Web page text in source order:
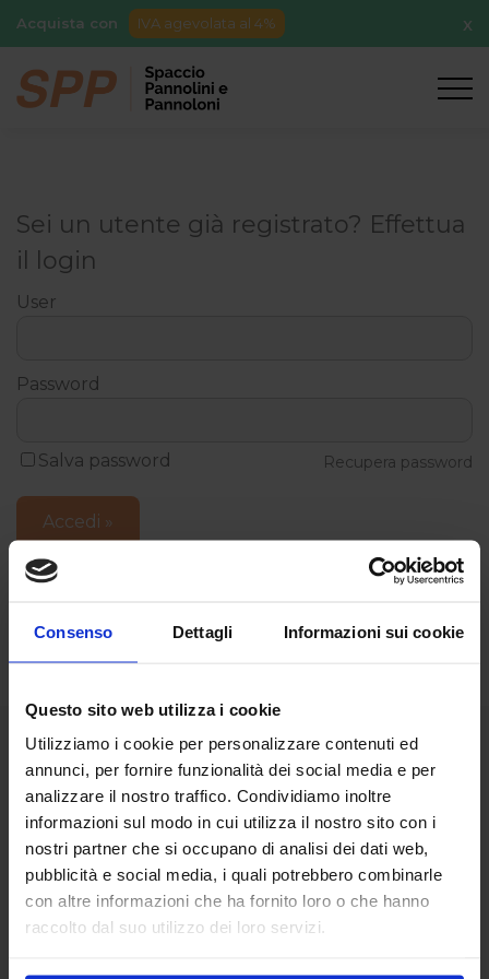
Consenso Dettagli Informazioni sui cookie
Questo sito web utilizza i cookie
Utilizziamo i cookie per personalizzare contenuti ed
annunci, per fornire funzionalità dei social media e per
analizzare il nostro traffico. Condividiamo inoltre
informazioni sul modo in cui utilizza il nostro sito con i
nostri partner che si occupano di analisi dei dati web,
pubblicità e social media, i quali potrebbero combinarle
con altre informazioni che ha fornito loro o che hanno
raccolto dal suo utilizzo dei loro servizi.
Acquista con IVA agevolata al 4% X
Sei un utente già registrato? Effettua
il login
User
Password
Recupera password
Salva password
Accedi »
Spacciopannoliniepannoloni
è un marchio registrato Cristian Ferro I.B.A. SNC
Via Puccini 11, 36021 Barbarano Vicentino (VI) - Italia
info@spacciopannoliniepannoloni.it
P.Iva: 03403190246